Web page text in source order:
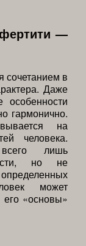
—
сочетанием в
Даже
гармонично.
на
человека.
всего лишь
но не
может
«основы»